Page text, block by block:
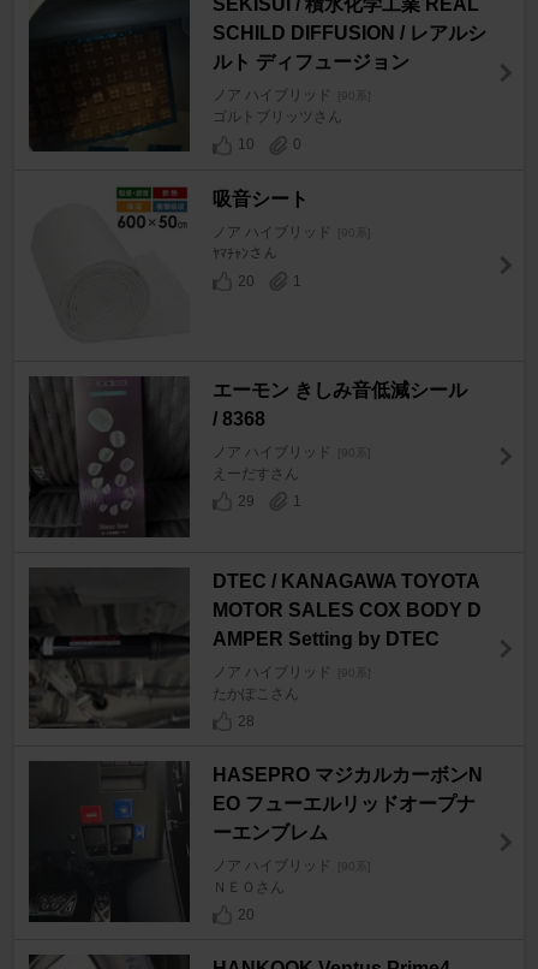
SEKISUI / 積水化学工業 REAL
SCHILD DIFFUSION / レアルシ
ルト ディフュージョン
ノア ハイブリッド [90系]
ゴルトブリッツさん
10
0
吸音シート
ノア ハイブリッド [90系]
ﾔﾏﾁｬﾝさん
20
1
エーモン きしみ音低減シール
/ 8368
ノア ハイブリッド [90系]
えーだすさん
29
1
DTEC / KANAGAWA TOYOTA
MOTOR SALES COX BODY D
AMPER Setting by DTEC
ノア ハイブリッド [90系]
たかぽこさん
28
HASEPRO マジカルカーボンN
EO フューエルリッドオープナ
ーエンブレム
ノア ハイブリッド [90系]
ＮＥＯさん
20